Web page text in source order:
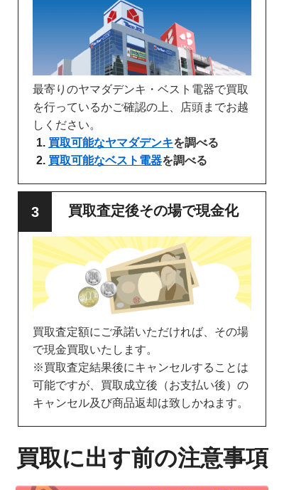
最寄りのヤマダデンキ・ベスト電器で買取
を行っているかご確認の上、店頭までお越
しください。
買取可能なヤマダデンキを調べる
買取可能なベスト電器を調べる
買取査定後その場で現金化
買取査定額にご承諾いただければ、その場
で現金買取いたします。
※買取査定結果後にキャンセルすることは
可能ですが、買取成立後（お支払い後）の
キャンセル及び商品返却は致しかねます。
買取に出す前の注意事項